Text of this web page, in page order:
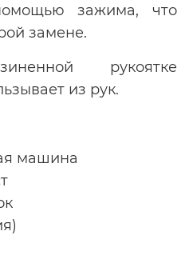
зажима, что
замене.
рукоятке
из рук.
машина